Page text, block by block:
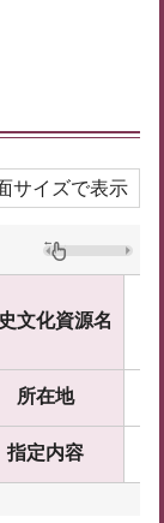
サイズで表示
文化資源名
所在地
指定内容